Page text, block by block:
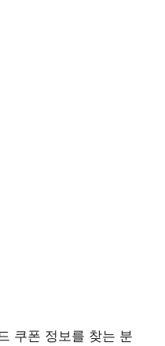
쿠폰 정보를 찾는 분